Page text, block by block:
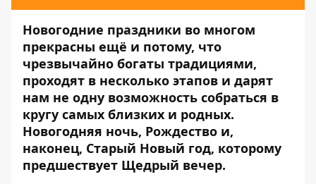
Новогодние праздники во многом
прекрасны ещё и потому, что
чрезвычайно богаты традициями,
проходят в несколько этапов и дарят
нам не одну возможность собраться в
кругу самых близких и родных.
Новогодняя ночь, Рождество и,
наконец, Старый Новый год, которому
предшествует Щедрый вечер.